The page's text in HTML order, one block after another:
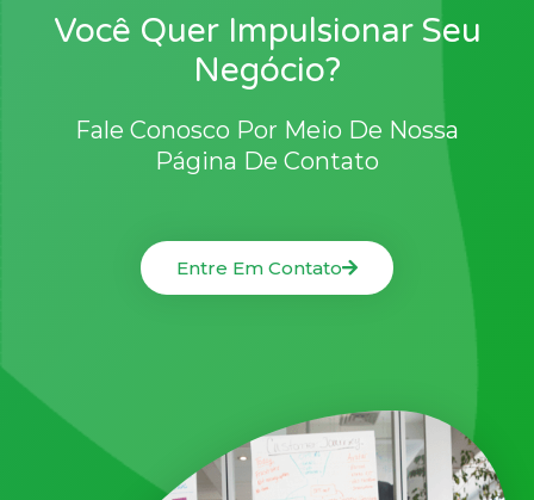
Você Quer Impulsionar Seu
Negócio?
Fale Conosco Por Meio De Nossa
Página De Contato
Entre Em Contato